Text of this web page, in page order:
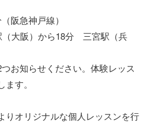
阪急神戸線）
大阪）から18分 三宮駅（兵
お知らせください。体験レッス
す。
りオリジナルな個人レッスンを行